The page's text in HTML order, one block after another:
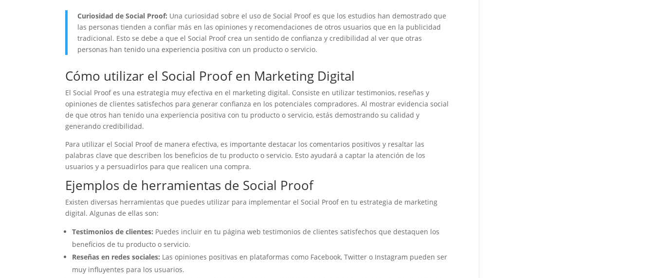
Curiosidad de Social Proof: Una curiosidad sobre el uso de Social Proof es que los estudios han demostrado que
las personas tienden a confiar más en las opiniones y recomendaciones de otros usuarios que en la publicidad
tradicional. Esto se debe a que el Social Proof crea un sentido de confianza y credibilidad al ver que otras
personas han tenido una experiencia positiva con un producto o servicio.
Cómo utilizar el Social Proof en Marketing Digital
El Social Proof es una estrategia muy efectiva en el marketing digital. Consiste en utilizar testimonios, reseñas y
opiniones de clientes satisfechos para generar confianza en los potenciales compradores. Al mostrar evidencia social
de que otros han tenido una experiencia positiva con tu producto o servicio, estás demostrando su calidad y
generando credibilidad.
Para utilizar el Social Proof de manera efectiva, es importante destacar los comentarios positivos y resaltar las
palabras clave que describen los beneficios de tu producto o servicio. Esto ayudará a captar la atención de los
usuarios y a persuadirlos para que realicen una compra.
Ejemplos de herramientas de Social Proof
Existen diversas herramientas que puedes utilizar para implementar el Social Proof en tu estrategia de marketing
digital. Algunas de ellas son:
Testimonios de clientes: Puedes incluir en tu página web testimonios de clientes satisfechos que destaquen los
beneficios de tu producto o servicio.
Reseñas en redes sociales: Las opiniones positivas en plataformas como Facebook, Twitter o Instagram pueden ser
muy influyentes para los usuarios.